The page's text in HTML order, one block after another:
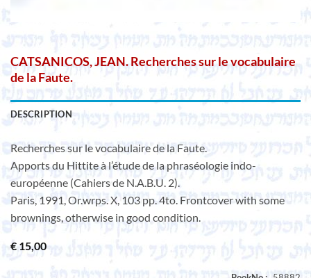
CATSANICOS, JEAN. Recherches sur le vocabulaire
de la Faute.
DESCRIPTION
Recherches sur le vocabulaire de la Faute.
Apports du Hittite à l’étude de la phraséologie indo-
européenne (Cahiers de N.A.B.U. 2).
Paris, 1991, Or.wrps. X, 103 pp. 4to. Frontcover with some
brownings, otherwise in good condition.
€ 15,00